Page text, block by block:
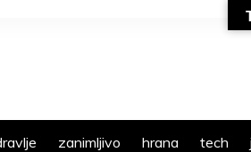
zanimljivo hrana tech